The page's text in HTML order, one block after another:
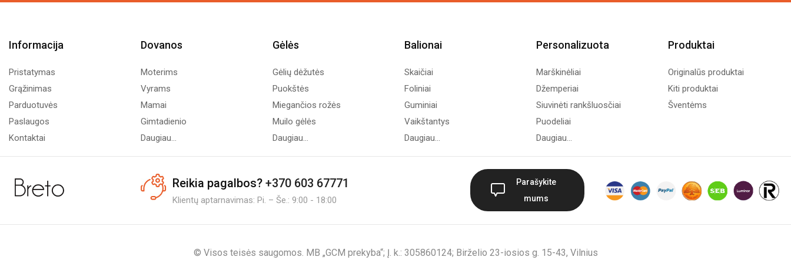
Informacija
Pristatymas
Grąžinimas
Parduotuvės
Paslaugos
Kontaktai
Dovanos
Moterims
Vyrams
Mamai
Gimtadienio
Daugiau...
Gėlės
Gėlių dėžutės
Puokštės
Miegančios rožės
Muilo gėlės
Daugiau...
Balionai
Skaičiai
Foliniai
Guminiai
Vaikštantys
Daugiau...
Personalizuota
Marškinėliai
Džemperiai
Siuvinėti rankšluosčiai
Puodeliai
Daugiau...
Produktai
Originalūs produktai
Kiti produktai
Šventėms
Reikia pagalbos? +370 603 67771
Klientų aptarnavimas: Pi. – Še.: 9:00 - 18:00
Parašykite
mums
© Visos teisės saugomos. MB „GCM prekyba“; Į. k.: 305860124; Birželio 23-iosios g. 15-43, Vilnius